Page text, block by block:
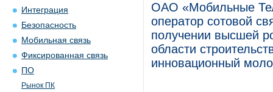
Интеграция
Безопасность
Мобильная связь
Фиксированная связь
ПО
Рынок ПК
ОАО «Мобильные
оператор сотовой
получении высшей
области
инновационный